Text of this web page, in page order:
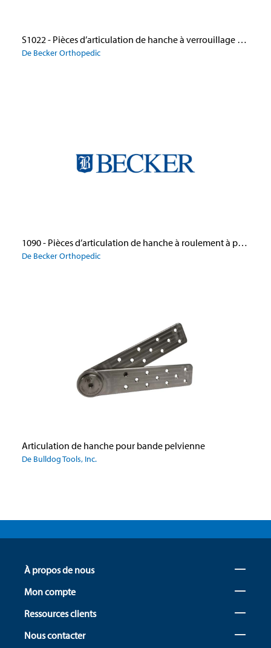
S1022 - Pièces d’articulation de hanche à verrouillage par bague modifié
De Becker Orthopedic
1090 - Pièces d’articulation de hanche à roulement à poussée en aluminium et verrouillage par bague
De Becker Orthopedic
Articulation de hanche pour bande pelvienne
De Bulldog Tools, Inc.
À propos de nous
Mon compte
Ressources clients
Nous contacter